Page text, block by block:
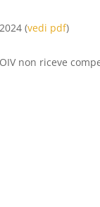
(vedi pdf)
non riceve